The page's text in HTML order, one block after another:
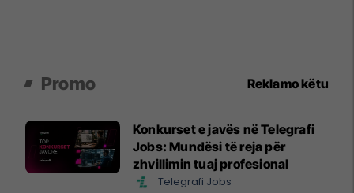
Promo Reklamo këtu
Konkurset e javës në Telegrafi
Jobs: Mundësi të reja për
zhvillimin tuaj profesional
Telegrafi Jobs